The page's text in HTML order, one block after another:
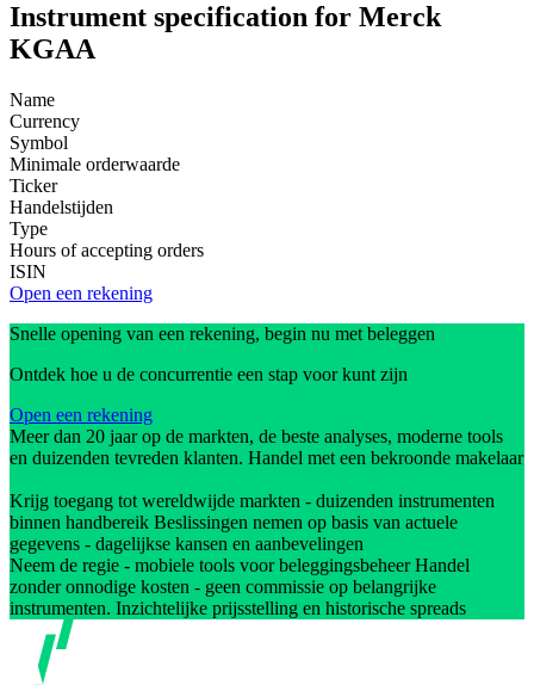
Instrument specification for Merck
KGAA
Name
Currency
Symbol
Minimale orderwaarde
Ticker
Handelstijden
Type
Hours of accepting orders
ISIN
Open een rekening
Snelle opening van een rekening, begin nu met beleggen
Ontdek hoe u de concurrentie een stap voor kunt zijn
Open een rekening
Meer dan 20 jaar op de markten, de beste analyses, moderne tools
en duizenden tevreden klanten. Handel met een bekroonde makelaar
Krijg toegang tot wereldwijde markten - duizenden instrumenten
binnen handbereik Beslissingen nemen op basis van actuele
gegevens - dagelijkse kansen en aanbevelingen
Neem de regie - mobiele tools voor beleggingsbeheer Handel
zonder onnodige kosten - geen commissie op belangrijke
instrumenten. Inzichtelijke prijsstelling en historische spreads